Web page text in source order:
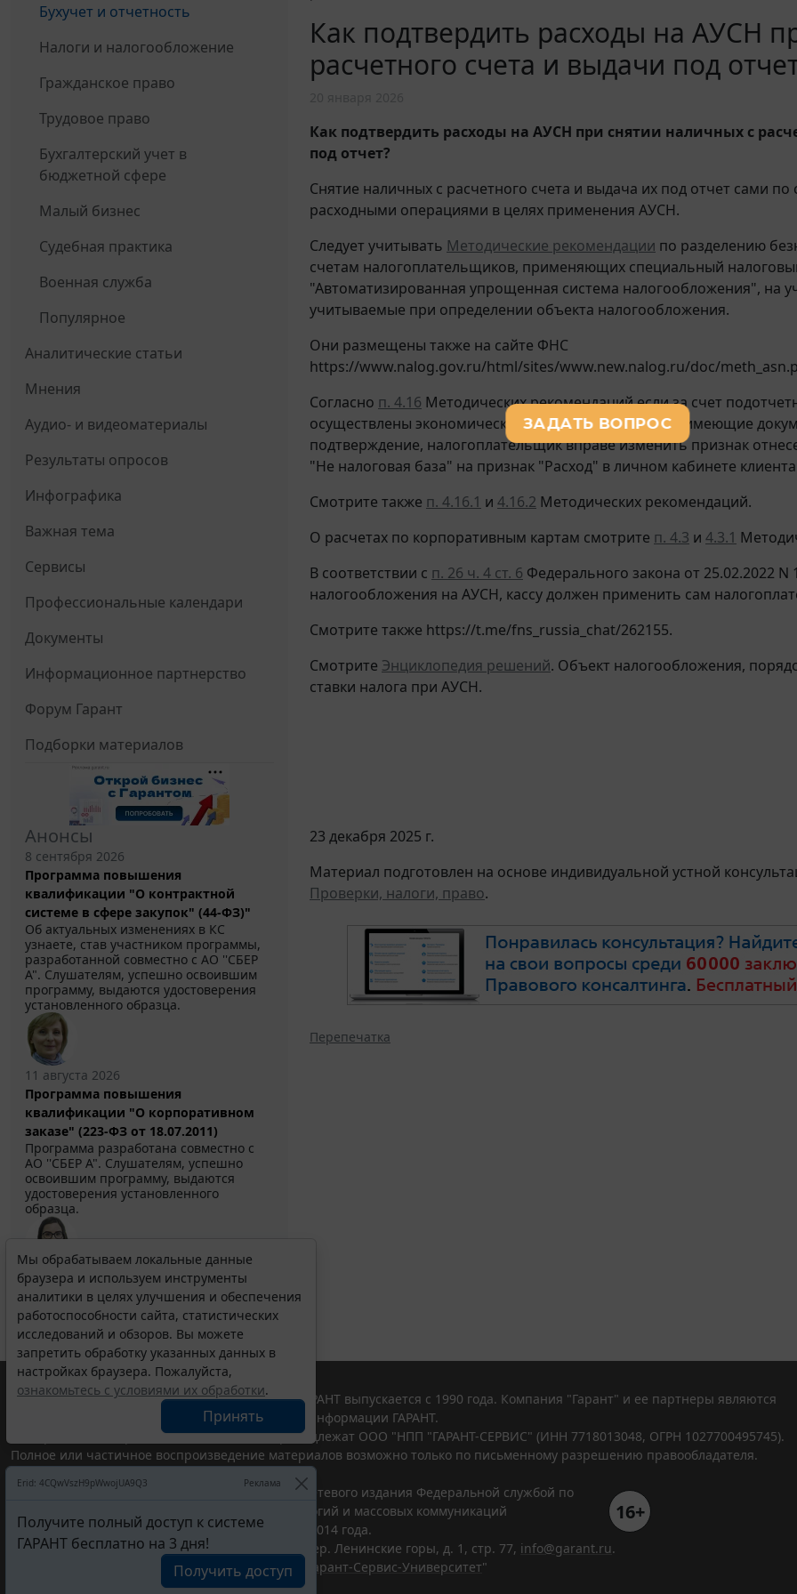
Бухучет и отчетность
Налоги и налогообложение
Гражданское право
Трудовое право
Бухгалтерский учет в
бюджетной сфере
Малый бизнес
Судебная практика
Военная служба
Популярное
Аналитические статьи
Мнения
Аудио- и видеоматериалы
Результаты опросов
Инфографика
Важная тема
Сервисы
Профессиональные календари
Документы
Информационное партнерство
Форум Гарант
Подборки материалов
Анонсы
8 сентября 2026
Программа повышения
квалификации "О контрактной
системе в сфере закупок" (44-ФЗ)"
Об актуальных изменениях в КС
узнаете, став участником программы,
разработанной совместно с АО ''СБЕР
А". Слушателям, успешно освоившим
программу, выдаются удостоверения
установленного образца.
11 августа 2026
Программа повышения
квалификации "О корпоративном
заказе" (223-ФЗ от 18.07.2011)
Программа разработана совместно с
АО ''СБЕР А". Слушателям, успешно
освоившим программу, выдаются
удостоверения установленного
образца.
Выберите тему программы повышения квалификации
для юристов ...
Как подтвердить расходы на АУСН
расчетного счета и выдачи под
Как подтвердить расходы на АУСН при снятии наличных с
под отчет?
Снятие наличных с расчетного счета и выдача их под отчет сами по
расходными операциями в целях применения АУСН.
Следует учитывать Методические рекомендации по разделению
счетам налогоплательщиков, применяющих специальный
"Автоматизированная упрощенная система налогообложения", на
учитываемые при определении объекта налогообложения.
Они размещены также на сайте ФНС
https://www.nalog.gov.ru/html/sites/www.new.nalog.ru/doc/
Согласно п. 4.16 Методических рекомендаций если за счет
осуществлены экономически оправданные расходы, имеющие
подтверждение, налогоплательщик вправе изменить признак
"Не налоговая база" на признак "Расход" в личном кабинете
Смотрите также п. 4.16.1 и 4.16.2 Методических рекомендаций.
О расчетах по корпоративным картам смотрите п. 4.3 и 4.3.1
В соответствии с п. 26 ч. 4 ст. 6 Федерального закона от 25.02.2022
налогообложения на АУСН, кассу должен применить сам
Смотрите также https://t.me/fns_russia_chat/262155.
Смотрите Энциклопедия решений. Объект налогообложения,
ставки налога при АУСН.
23 декабря 2025 г.
Материал подготовлен на основе индивидуальной устной
Проверки, налоги, право.
Перепечатка
Мы обрабатываем локальные данные
браузера и используем инструменты
аналитики в целях улучшения и обеспечения
работоспособности сайта, статистических
исследований и обзоров. Вы можете
запретить обработку указанных данных в
настройках браузера. Пожалуйста,
ознакомьтесь с условиями их обработки.
Принять
Erid: 4CQwVszH9pWwojUA9Q3 Реклама
Получите полный доступ к системе
ГАРАНТ бесплатно на 3 дня!
Получить доступ
© ООО "НПП "ГАРАНТ-СЕРВИС", 2026. Система ГАРАНТ выпускается с 1990 года. Компания "Гарант" и ее партнеры являются
участниками Российской ассоциации правовой информации ГАРАНТ.
Все права на материалы сайта ГАРАНТ.РУ принадлежат ООО "НПП "ГАРАНТ-СЕРВИС" (ИНН 7718013048, ОГРН 1027700495745).
Полное или частичное воспроизведение материалов возможно только по письменному разрешению правообладателя.
Портал ГАРАНТ.РУ зарегистрирован в качестве сетевого издания Федеральной службой по
надзору в сфере связи,информационных технологий и массовых коммуникаций
(Роскомнадзором), Эл № ФС77-58365 от 18 июня 2014 года.
16+
ООО "НПП "ГАРАНТ-СЕРВИС", 119234, г. Москва, тер. Ленинские горы, д. 1, стр. 77, info@garant.ru.
Разработчик ЭПС Система ГАРАНТ – ООО "НПП "
Гарант-Сервис-Университет"